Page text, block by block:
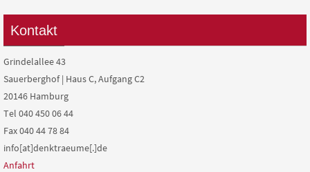
Kontakt
Grindelallee 43
Sauerberghof | Haus C, Aufgang C2
20146 Hamburg
Tel 040 450 06 44
Fax 040 44 78 84
info[at]denktraeume[.]de
Anfahrt